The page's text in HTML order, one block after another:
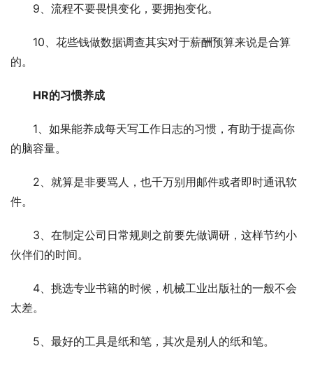
9、流程不要畏惧变化，要拥抱变化。
10、花些钱做数据调查其实对于薪酬预算来说是合算
的。
HR的习惯养成
1、如果能养成每天写工作日志的习惯，有助于提高你
的脑容量。
2、就算是非要骂人，也千万别用邮件或者即时通讯软
件。
3、在制定公司日常规则之前要先做调研，这样节约小
伙伴们的时间。
4、挑选专业书籍的时候，机械工业出版社的一般不会
太差。
5、最好的工具是纸和笔，其次是别人的纸和笔。